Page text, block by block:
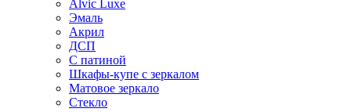
Alvic Luxe
Эмаль
Акрил
ДСП
С патиной
Шкафы-купе с зеркалом
Матовое зеркало
Стекло